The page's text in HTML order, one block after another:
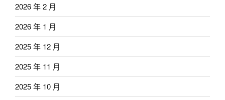
2026 年 2 月
2026 年 1 月
2025 年 12 月
2025 年 11 月
2025 年 10 月